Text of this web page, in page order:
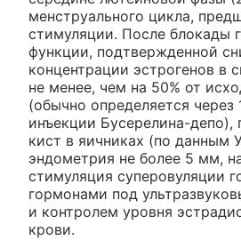
менструального цикла,
стимуляции. После блокады
функции, подтвержденной
концентрации эстрогенов в
не менее, чем на 50% от
(обычно определяется через
инъекции Бусерелина-депо),
кист в яичниках (по данным
эндометрия не более 5 мм,
стимуляция суперовуляции
гормонами под
и контролем уровня
крови.